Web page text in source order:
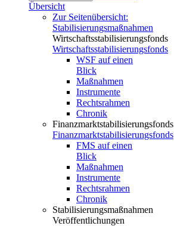
Übersicht
Zur Seitenübersicht:
Stabilisierungsmaßnahmen
Wirtschaftsstabilisierungsfonds
Wirtschaftsstabilisierungsfonds
WSF auf einen
Blick
Maßnahmen
Instrumente
Rechtsrahmen
Chronik
Finanzmarktstabilisierungsfonds
Finanzmarktstabilisierungsfonds
FMS auf einen
Blick
Maßnahmen
Instrumente
Rechtsrahmen
Chronik
Stabilisierungsmaßnahmen
Veröffentlichungen